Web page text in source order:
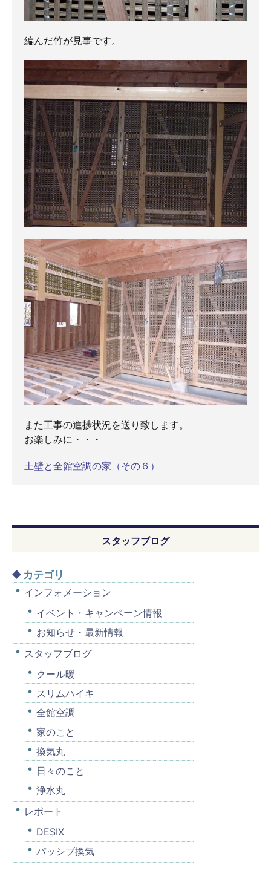
編んだ竹が見事です。
また工事の進捗状況を送り致します。
お楽しみに・・・
土壁と全館空調の家（その６）
スタッフブログ
カテゴリ
インフォメーション
イベント・キャンペーン情報
お知らせ・最新情報
スタッフブログ
クール暖
スリムハイキ
全館空調
家のこと
換気丸
日々のこと
浄水丸
レポート
DESIX
パッシブ換気